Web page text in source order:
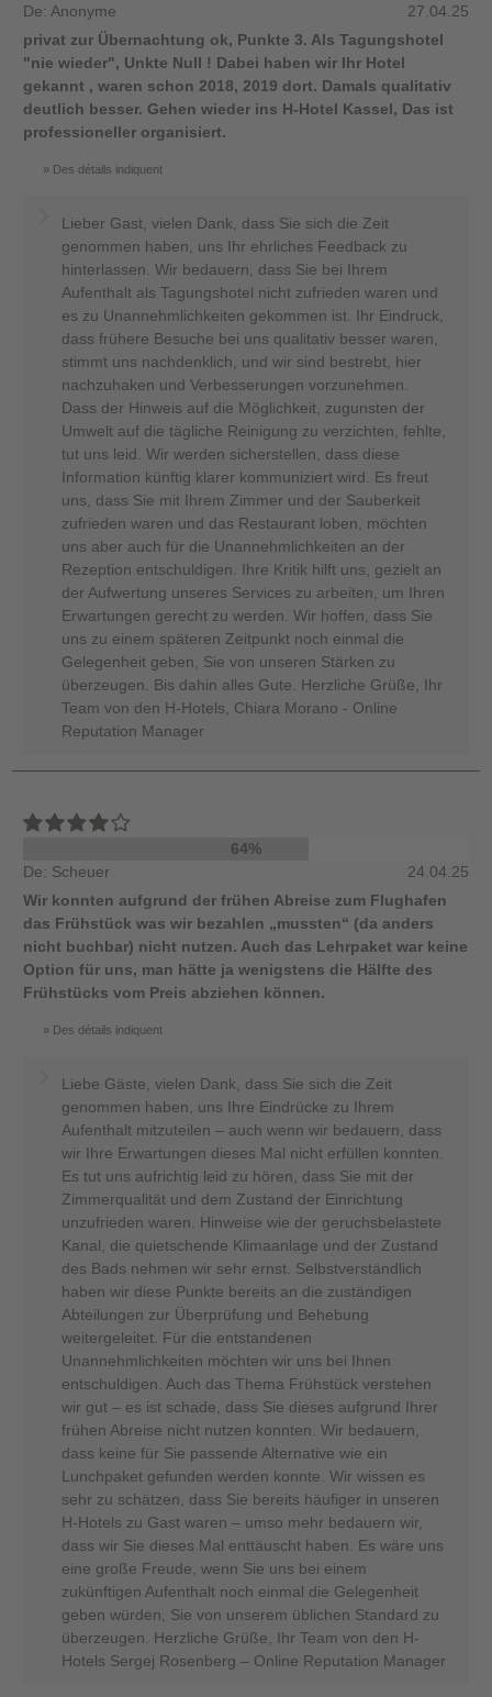
De: Anonyme
27.04.25
privat zur Übernachtung ok, Punkte 3. Als Tagungshotel
"nie wieder", Unkte Null ! Dabei haben wir Ihr Hotel
gekannt , waren schon 2018, 2019 dort. Damals qualitativ
deutlich besser. Gehen wieder ins H-Hotel Kassel, Das ist
professioneller organisiert.
Des détails indiquent
Lieber Gast, vielen Dank, dass Sie sich die Zeit
genommen haben, uns Ihr ehrliches Feedback zu
hinterlassen. Wir bedauern, dass Sie bei Ihrem
Aufenthalt als Tagungshotel nicht zufrieden waren und
es zu Unannehmlichkeiten gekommen ist. Ihr Eindruck,
dass frühere Besuche bei uns qualitativ besser waren,
stimmt uns nachdenklich, und wir sind bestrebt, hier
nachzuhaken und Verbesserungen vorzunehmen.
Dass der Hinweis auf die Möglichkeit, zugunsten der
Umwelt auf die tägliche Reinigung zu verzichten, fehlte,
tut uns leid. Wir werden sicherstellen, dass diese
Information künftig klarer kommuniziert wird. Es freut
uns, dass Sie mit Ihrem Zimmer und der Sauberkeit
zufrieden waren und das Restaurant loben, möchten
uns aber auch für die Unannehmlichkeiten an der
Rezeption entschuldigen. Ihre Kritik hilft uns, gezielt an
der Aufwertung unseres Services zu arbeiten, um Ihren
Erwartungen gerecht zu werden. Wir hoffen, dass Sie
uns zu einem späteren Zeitpunkt noch einmal die
Gelegenheit geben, Sie von unseren Stärken zu
überzeugen. Bis dahin alles Gute. Herzliche Grüße, Ihr
Team von den H-Hotels, Chiara Morano - Online
Reputation Manager
64%
De: Scheuer
24.04.25
Wir konnten aufgrund der frühen Abreise zum Flughafen
das Frühstück was wir bezahlen „mussten“ (da anders
nicht buchbar) nicht nutzen. Auch das Lehrpaket war keine
Option für uns, man hätte ja wenigstens die Hälfte des
Frühstücks vom Preis abziehen können.
Des détails indiquent
Liebe Gäste, vielen Dank, dass Sie sich die Zeit
genommen haben, uns Ihre Eindrücke zu Ihrem
Aufenthalt mitzuteilen – auch wenn wir bedauern, dass
wir Ihre Erwartungen dieses Mal nicht erfüllen konnten.
Es tut uns aufrichtig leid zu hören, dass Sie mit der
Zimmerqualität und dem Zustand der Einrichtung
unzufrieden waren. Hinweise wie der geruchsbelastete
Kanal, die quietschende Klimaanlage und der Zustand
des Bads nehmen wir sehr ernst. Selbstverständlich
haben wir diese Punkte bereits an die zuständigen
Abteilungen zur Überprüfung und Behebung
weitergeleitet. Für die entstandenen
Unannehmlichkeiten möchten wir uns bei Ihnen
entschuldigen. Auch das Thema Frühstück verstehen
wir gut – es ist schade, dass Sie dieses aufgrund Ihrer
frühen Abreise nicht nutzen konnten. Wir bedauern,
dass keine für Sie passende Alternative wie ein
Lunchpaket gefunden werden konnte. Wir wissen es
sehr zu schätzen, dass Sie bereits häufiger in unseren
H-Hotels zu Gast waren – umso mehr bedauern wir,
dass wir Sie dieses Mal enttäuscht haben. Es wäre uns
eine große Freude, wenn Sie uns bei einem
zukünftigen Aufenthalt noch einmal die Gelegenheit
geben würden, Sie von unserem üblichen Standard zu
überzeugen. Herzliche Grüße, Ihr Team von den H-
Hotels Sergej Rosenberg – Online Reputation Manager